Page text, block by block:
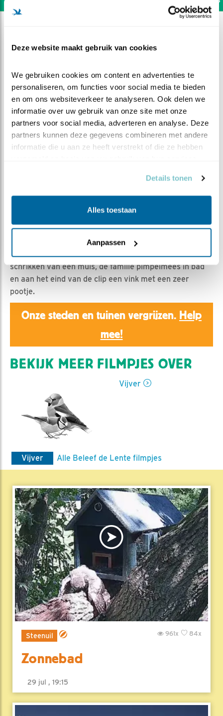
Deze website maakt gebruik van cookies
We gebruiken cookies om content en advertenties te
personaliseren, om functies voor social media te bieden
en om ons websiteverkeer te analyseren. Ook delen we
informatie over uw gebruik van onze site met onze
partners voor social media, adverteren en analyse. Deze
partners kunnen deze gegevens combineren met andere
informatie die u aan ze heeft verstrekt of die ze hebben
Details tonen
Alles toestaan
Aanpassen
Help een muis
Ed Hoogkamer | Geplaatst op 10 juni 2020, 17:48 |
Vandaag: o.a een jonge bonte specht, ruziënde merels,
schrikken van een muis, de familie pimpelmees in bad
en aan het eind van de clip een vink met een zeer
pootje.
Onze steden en tuinen vergrijzen. Help
mee!
BEKIJK MEER FILMPJES OVER
Vijver
Vijver Alle Beleef de Lente filmpjes
Steenuil 84x
961x
Zonnebad
29 jul , 19:15